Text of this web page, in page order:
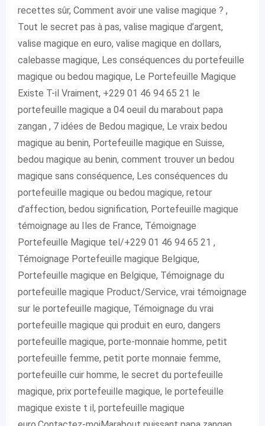
recettes sûr, Comment avoir une valise magique ? ,
Tout le secret pas à pas, valise magique d’argent,
valise magique en euro, valise magique en dollars,
calebasse magique, Les conséquences du portefeuille
magique ou bedou magique, Le Portefeuille Magique
Existe T-il Vraiment, +229 01 46 94 65 21 le
portefeuille magique a 04 oeuil du marabout papa
zangan , 7 idées de Bedou magique, Le vraix bedou
magique au benin, Portefeuille magique en Suisse,
bedou magique au benin, comment trouver un bedou
magique sans conséquence, Les conséquences du
portefeuille magique ou bedou magique, retour
d’affection, bedou signification, Portefeuille magique
témoignage au Iles de France, Témoignage
Portefeuille Magique tel/+229 01 46 94 65 21 ,
Témoignage Portefeuille magique Belgique,
Portefeuille magique en Belgique, Témoignage du
portefeuille magique Product/Service, vrai témoignage
sur le portefeuille magique, Témoignage du vrai
portefeuille magique qui produit en euro, dangers
portefeuille magique, porte-monnaie homme, petit
portefeuille femme, petit porte monnaie femme,
portefeuille cuir homme, le secret du portefeuille
magique, prix portefeuille magique, le portefeuille
magique existe t il, portefeuille magique